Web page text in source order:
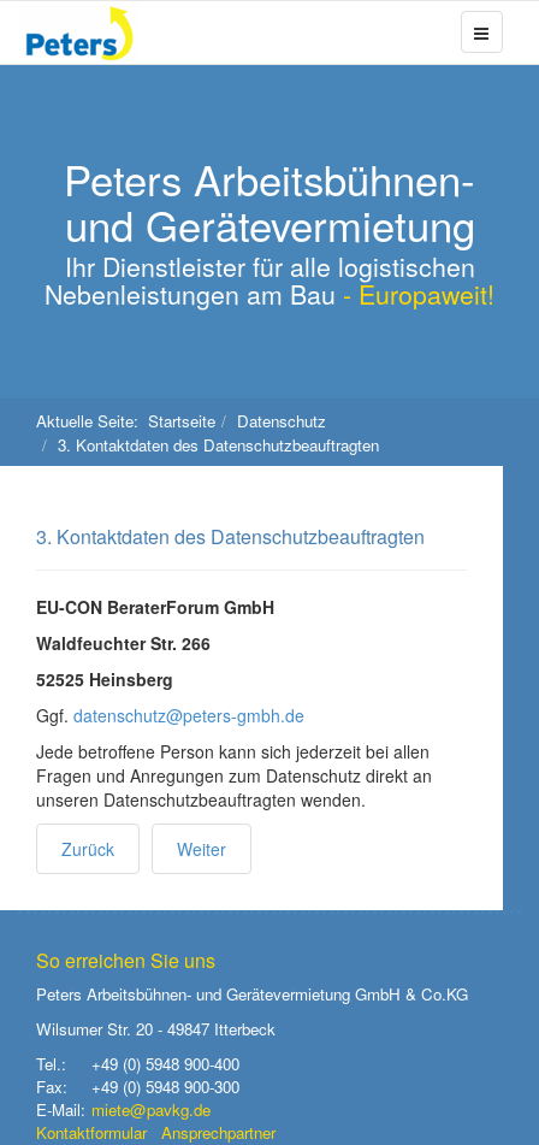
Peters Arbeitsbühnen-
und Gerätevermietung
Ihr Dienstleister für alle logistischen
Nebenleistungen am Bau - Europaweit!
Aktuelle Seite: Startseite
Datenschutz
3. Kontaktdaten des Datenschutzbeauftragten
3. Kontaktdaten des Datenschutzbeauftragten
EU-CON BeraterForum GmbH
Waldfeuchter Str. 266
52525 Heinsberg
Ggf. datenschutz@peters-gmbh.de
Jede betroffene Person kann sich jederzeit bei allen
Fragen und Anregungen zum Datenschutz direkt an
unseren Datenschutzbeauftragten wenden.
Zurück Weiter
So erreichen Sie uns
Peters Arbeitsbühnen- und Gerätevermietung GmbH & Co.KG
Wilsumer Str. 20 - 49847 Itterbeck
Tel.:
+49 (0) 5948 900-400
Fax:
+49 (0) 5948 900-300
E-Mail: miete@pavkg.de
Kontaktformular
Ansprechpartner